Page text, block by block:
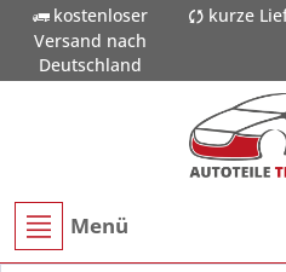
kostenloser
Versand nach
Deutschland
kurze
Menü